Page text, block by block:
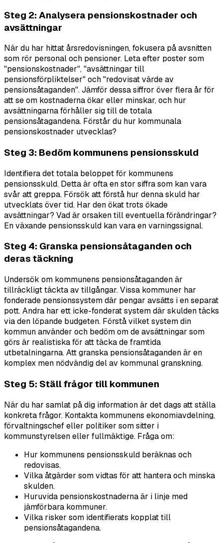
Steg 2: Analysera pensionskostnader och
avsättningar
När du har hittat årsredovisningen, fokusera på avsnitten
som rör personal och pensioner. Leta efter poster som
"pensionskostnader", "avsättningar till
pensionsförpliktelser" och "redovisat värde av
pensionsåtaganden". Jämför dessa siffror över flera år för
att se om kostnaderna ökar eller minskar, och hur
avsättningarna förhåller sig till de totala
pensionsåtagandena. Förstår du hur kommunala
pensionskostnader utvecklas?
Steg 3: Bedöm kommunens pensionsskuld
Identifiera det totala beloppet för kommunens
pensionsskuld. Detta är ofta en stor siffra som kan vara
svår att greppa. Försök att förstå hur denna skuld har
utvecklats över tid. Har den ökat trots ökade
avsättningar? Vad är orsaken till eventuella förändringar?
En växande pensionsskuld kan vara en varningssignal.
Steg 4: Granska pensionsåtaganden och
deras täckning
Undersök om kommunens pensionsåtaganden är
tillräckligt täckta av tillgångar. Vissa kommuner har
fonderade pensionssystem där pengar avsätts i en separat
pott. Andra har ett icke-fonderat system där skulden täcks
via den löpande budgeten. Förstå vilket system din
kommun använder och bedöm om de avsättningar som
görs är realistiska för att täcka de framtida
utbetalningarna. Att granska pensionsåtaganden är en
komplex men nödvändig del av kommunal granskning.
Steg 5: Ställ frågor till kommunen
När du har samlat på dig information är det dags att ställa
konkreta frågor. Kontakta kommunens ekonomiavdelning,
förvaltningschef eller politiker som sitter i
kommunstyrelsen eller fullmäktige. Fråga om:
Hur kommunens pensionsskuld beräknas och
redovisas.
Vilka åtgärder som vidtas för att hantera och minska
skulden.
Huruvida pensionskostnaderna är i linje med
jämförbara kommuner.
Vilka risker som identifierats kopplat till
pensionsåtagandena.